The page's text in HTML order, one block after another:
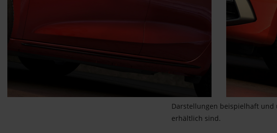
Darstellungen beispielhaft und
erhältlich sind.